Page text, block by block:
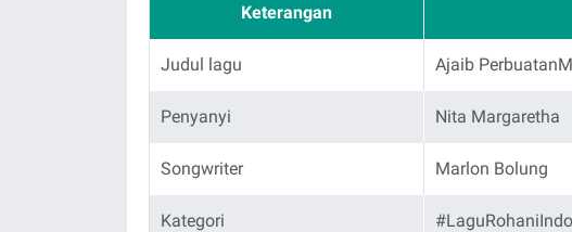
Keterangan
Judul lagu Ajaib
Penyanyi Nita Margaretha
Songwriter Marlon Bolung
Kategori